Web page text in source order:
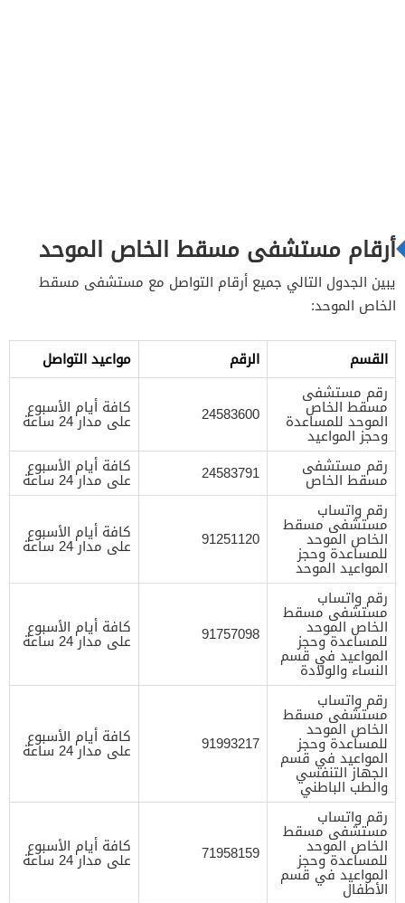
أرقام مستشفى مسقط الخاص الموحد
يبين الجدول التالي جميع أرقام التواصل مع مستشفى مسقط
الخاص الموحد:
القسم الرقم
مواعيد التواصل
رقم مستشفى
مسقط الخاص
الموحد للمساعدة
وحجز المواعيد
24583600 كافة أيام الأسبوع
على مدار 24 ساعة
رقم مستشفى
مسقط الخاص 24583791 كافة أيام الأسبوع
على مدار 24 ساعة
رقم واتساب
مستشفى مسقط
الخاص الموحد
للمساعدة وحجز
المواعيد الموحد
91251120 كافة أيام الأسبوع
على مدار 24 ساعة
رقم واتساب
مستشفى مسقط
الخاص الموحد
للمساعدة وحجز
المواعيد في قسم
النساء والولادة
91757098 كافة أيام الأسبوع
على مدار 24 ساعة
رقم واتساب
مستشفى مسقط
الخاص الموحد
للمساعدة وحجز
المواعيد في قسم
الجهاز التنفسي
والطب الباطني
91993217 كافة أيام الأسبوع
على مدار 24 ساعة
رقم واتساب
مستشفى مسقط
الخاص الموحد
للمساعدة وحجز
المواعيد في قسم
الأطفال
71958159 كافة أيام الأسبوع
على مدار 24 ساعة